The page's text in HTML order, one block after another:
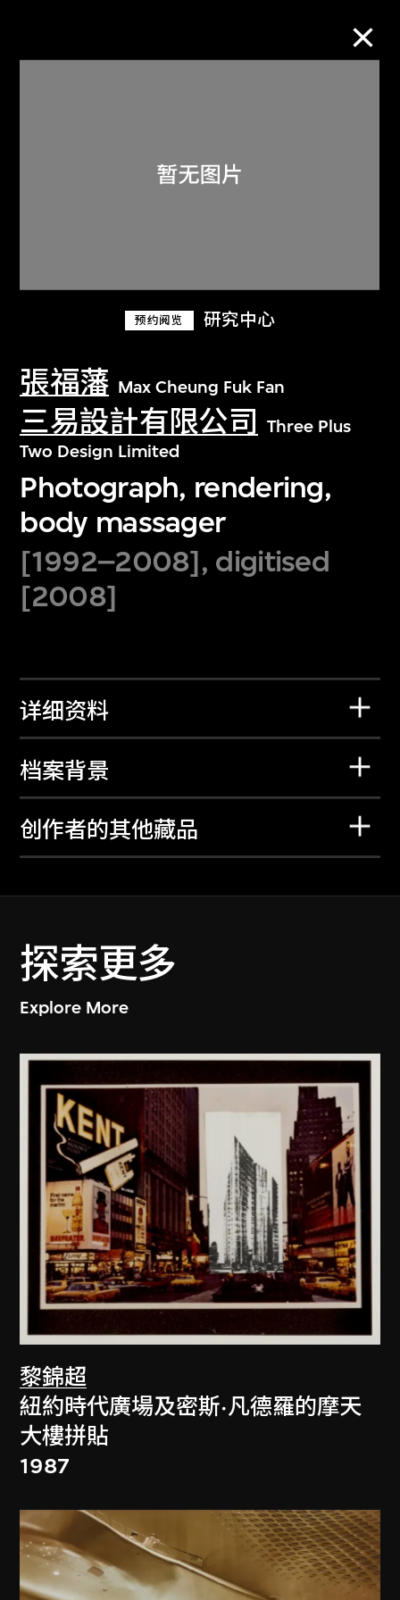
预约阅览 研究中心
張福藩 Max Cheung Fuk Fan
三易設計有限公司
Three Plus
Two Design Limited
Photograph, rendering,
body massager
[1992–2008], digitised
[2008]
详细资料
档案背景
创作者的其他藏品
探索更多
Explore More
黎錦超
紐約時代廣場及密斯·凡德羅的摩天
大樓拼貼
1987
关于M+藏品
探索世界顶级的二十及二十一世纪视觉
文化藏品。